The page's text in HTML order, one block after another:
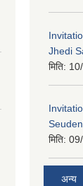
Jhedi
मिति:
मिति:
अन्य